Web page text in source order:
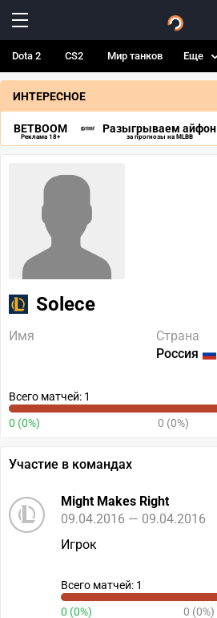
Dota 2 CS2 Мир танков Еще
ИНТЕРЕСНОЕ
BETBOOM
Реклама 18+
Разыгрываем айфон
за прогнозы на MLBB
Solece
Имя
Страна
Россия
Всего матчей: 1
0 (0%) 0 (0%)
Участие в командах
Might Makes Right
09.04.2016 — 09.04.2016
Игрок
Всего матчей: 1
0 (0%) 0 (0%)